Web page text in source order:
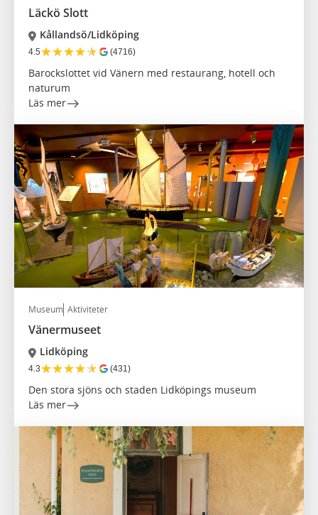
Läckö Slott
Kållandsö/Lidköping
4.5★★★★★ (4716)
Barockslottet vid Vänern med restaurang, hotell och
naturum
Läs mer
Museum Aktiviteter
Vänermuseet
Lidköping
4.3★★★★★ (431)
Den stora sjöns och staden Lidköpings museum
Läs mer